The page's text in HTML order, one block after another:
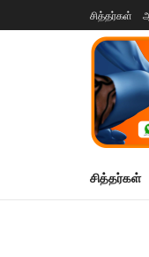
சித்தர்கள்
சித்தர்கள்